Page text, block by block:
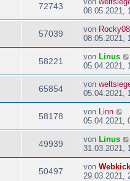
72743
08.05.2021,
57039 von
08.05.2021,
58221 von Linus
05.04.2021,
65854 von
05.04.2021,
58178 von Linn
05.04.2021,
49939 von Linus
31.03.2021,
50497 von
29.03.2021,